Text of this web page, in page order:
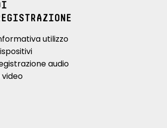
utilizzo
audio
video